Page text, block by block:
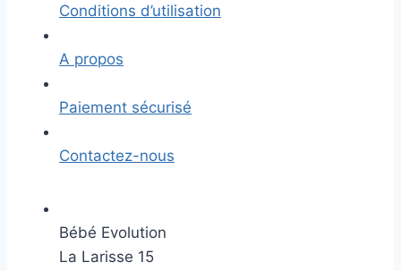
Conditions d’utilisation
A propos
Paiement sécurisé
Contactez-nous
Bébé Evolution
La Larisse 15